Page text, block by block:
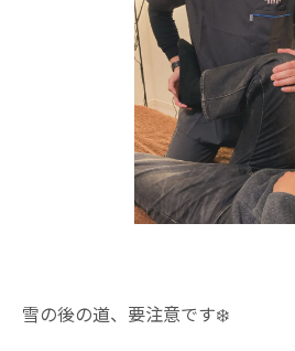
雪の後の道、要注意です❄️